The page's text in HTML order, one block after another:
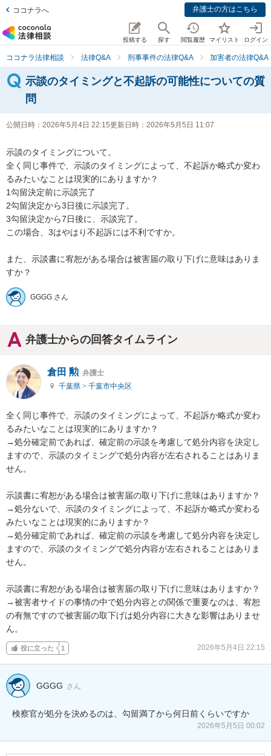
ココナラへ 弁護士の方はこちら
投稿する 探す 閲覧履歴 マイリスト ログイン
ココナラ法律相談 法律Q&A 刑事事件の法律Q&A 加害者の法律Q&A
示談のタイミングと不起訴の可能性についての質
問
公開日時： 2026年5月4日 22:15更新日時： 2026年5月5日 11:07
示談のタイミングについて。
全く同じ事件で、示談のタイミングによって、不起訴か略式か変わ
るみたいなことは現実的にありますか？
1勾留決定前に示談完了
2勾留決定から3日後に示談完了。
3勾留決定から7日後に、示談完了。
この場合、3はやはり不起訴には不利ですか。
また、示談書に宥恕がある場合は被害届の取り下げに意味はありま
すか？
GGGG さん
弁護士からの回答タイムライン
倉田 勲 弁護士
千葉県 > 千葉市中央区
全く同じ事件で、示談のタイミングによって、不起訴か略式か変わ
るみたいなことは現実的にありますか？
→処分確定前であれば、確定前の示談を考慮して処分内容を決定し
ますので、示談のタイミングで処分内容が左右されることはありま
せん。
示談書に宥恕がある場合は被害届の取り下げに意味はありますか？
→処分ないで、示談のタイミングによって、不起訴か略式か変わる
みたいなことは現実的にありますか？
→処分確定前であれば、確定前の示談を考慮して処分内容を決定し
ますので、示談のタイミングで処分内容が左右されることはありま
せん。
示談書に宥恕がある場合は被害届の取り下げに意味はありますか？
→被害者サイドの事情の中で処分内容との関係で重要なのは、宥恕
の有無ですので被害届の取下げは処分内容に大きな影響はありませ
ん。
役に立った 1 2026年5月4日 22:15
GGGG さん
検察官が処分を決めるのは、勾留満了から何日前くらいですか
2026年5月5日 00:02